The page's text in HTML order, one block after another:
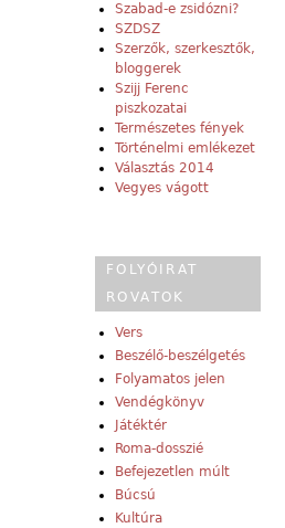
Szabad-e zsidózni?
SZDSZ
Szerzők, szerkesztők,
bloggerek
Szijj Ferenc
piszkozatai
Természetes fények
Történelmi emlékezet
Választás 2014
Vegyes vágott
FOLYÓIRAT
ROVATOK
Vers
Beszélő-beszélgetés
Folyamatos jelen
Vendégkönyv
Játéktér
Roma-dosszié
Befejezetlen múlt
Búcsú
Kultúra